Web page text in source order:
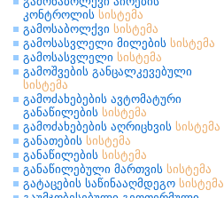
კონტროლის სისტემა
გამოსაბოლქვი სისტემა
გამოსასვლელი მილების სისტემა
გამოსასვლელი სისტემა
გამოშვების განცალკევებული
სისტემა
გამოძახებების ავტომატური
განაწილების სისტემა
გამოძახებების აღრიცხვის სისტემა
განათების სისტემა
განაწილების სისტემა
განაწილებული მართვის სისტემა
გატაცების საწინააღმდეგო სისტემა